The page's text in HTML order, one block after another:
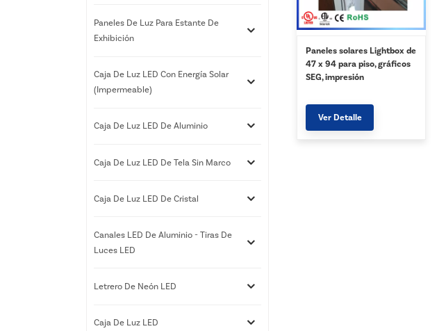
Paneles solares Lightbox de
47 x 94 para piso, gráficos
SEG, impresión
Ver Detalle
Paneles De Luz Para Estante De
Exhibición
Caja De Luz LED Con Energía Solar
(impermeable)
Caja De Luz LED De Aluminio
Caja De Luz LED De Tela Sin Marco
Caja De Luz LED De Cristal
Canales LED De Aluminio - Tiras De
Luces LED
Letrero De Neón LED
Caja De Luz LED